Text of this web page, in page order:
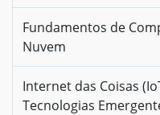
Fundamentos de
Nuvem
Internet das Coisas
Tecnologias